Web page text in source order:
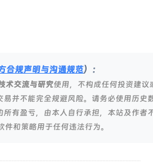
合规声明与沟通规范）：
术交流与研究使用，不构成任何投资建议
并不能完全规避风险。请务必使用历史
有盈亏，由本人自行承担，本站及作者
和策略用于任何违法行为。